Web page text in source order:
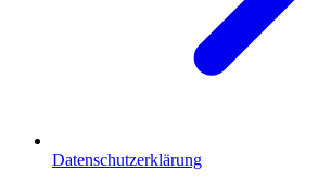
Datenschutzerklärung